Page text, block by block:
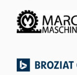
Stjx Adijkr